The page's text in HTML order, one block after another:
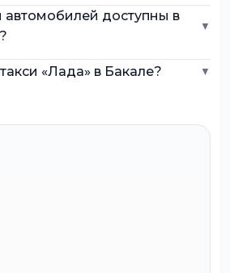
автомобилей доступны в
▼
«Лада» в Бакале? ▼